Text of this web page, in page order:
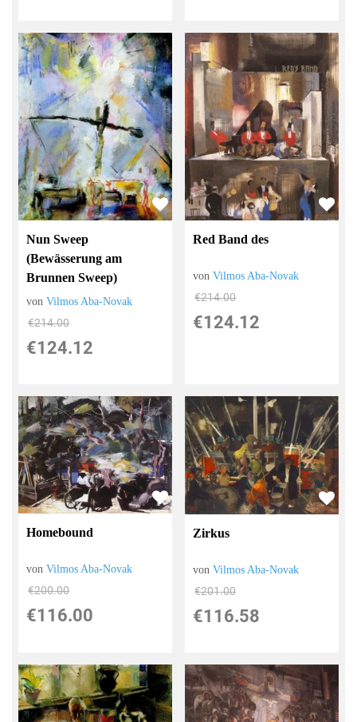
Nun Sweep
(Bewässerung am
Brunnen Sweep)
vonVilmos Aba-Novak
€214.00
€124.12
Red Band des
vonVilmos Aba-Novak
€214.00
€124.12
Homebound
vonVilmos Aba-Novak
€200.00
€116.00
Zirkus
vonVilmos Aba-Novak
€201.00
€116.58